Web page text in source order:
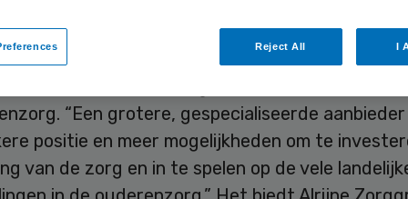
is volgens Alrijne Zorggroep gebleken dat
en medewerkers van de twee verpleeghuizen
“Een grotere, gespecialiseerde
positie en meer mogelijkheden om te
van de zorg en in te spelen op de vele
Reject All I